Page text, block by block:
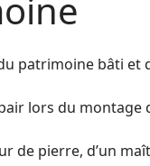
patrimoine bâti et
lors du montage
de pierre, d’un